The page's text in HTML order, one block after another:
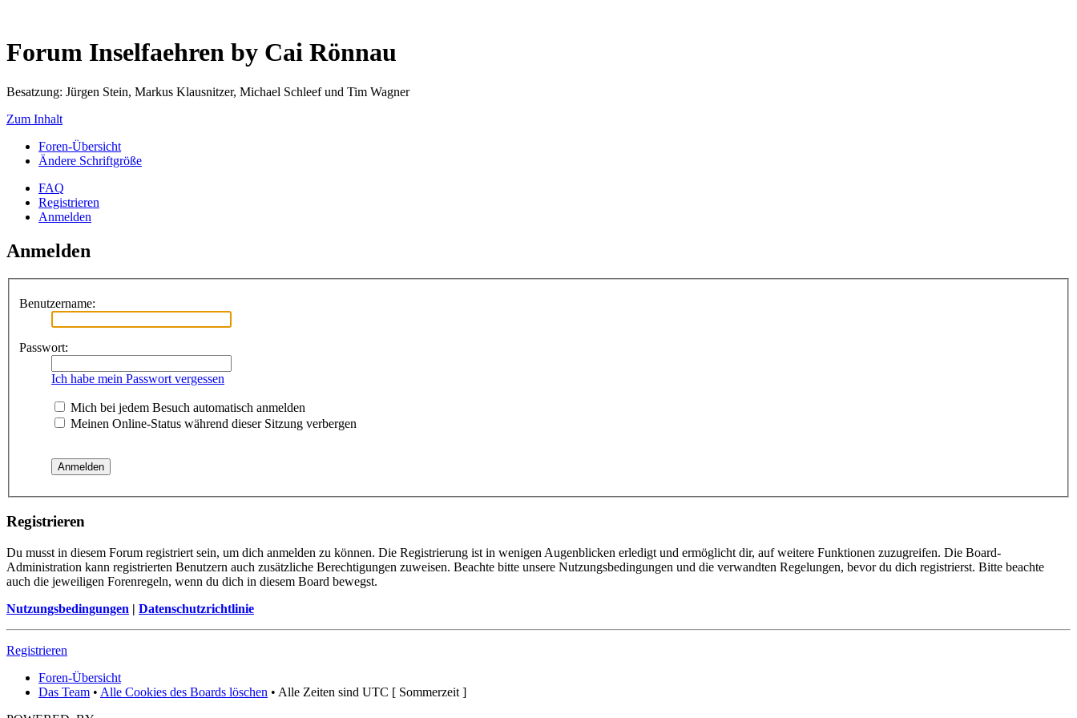
Forum Inselfaehren by Cai Rönnau
Besatzung: Jürgen Stein, Markus Klausnitzer, Michael Schleef und Tim Wagner
Zum Inhalt
Foren-Übersicht
Ändere Schriftgröße
FAQ
Registrieren
Anmelden
Anmelden
Benutzername:
Passwort:
Ich habe mein Passwort vergessen
Mich bei jedem Besuch automatisch anmelden
Meinen Online-Status während dieser Sitzung verbergen
Registrieren
Du musst in diesem Forum registriert sein, um dich anmelden zu können. Die Registrierung ist in wenigen Augenblicken erledigt und ermöglicht dir, auf weitere Funktionen zuzugreifen. Die Board-
Administration kann registrierten Benutzern auch zusätzliche Berechtigungen zuweisen. Beachte bitte unsere Nutzungsbedingungen und die verwandten Regelungen, bevor du dich registrierst. Bitte beachte
auch die jeweiligen Forenregeln, wenn du dich in diesem Board bewegst.
Nutzungsbedingungen | Datenschutzrichtlinie
Registrieren
Foren-Übersicht
Das Team • Alle Cookies des Boards löschen • Alle Zeiten sind UTC [ Sommerzeit ]